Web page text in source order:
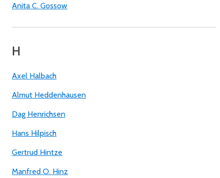
Anita C. Gossow
H
Axel Halbach
Almut Heddenhausen
Dag Henrichsen
Hans Hilpisch
Gertrud Hintze
Manfred O. Hinz